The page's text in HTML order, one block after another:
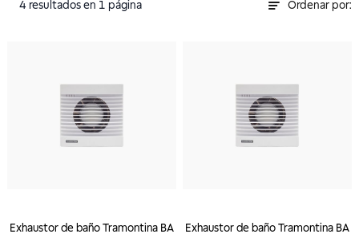
4 resultados en 1 página Ordenar por:
Exhaustor de baño Tramontina BA
Exhaustor de baño Tramontina BA